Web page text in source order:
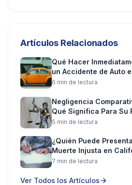
Artículos Relacionados
Qué Hacer
un Accidente de Auto
(Paso a Paso)
6 min de lectura
Negligencia
Qué Significa Para Su
Lesiones
5 min de lectura
¿Quién Puede
Muerte Injusta en
Puede Recuperar)
7 min de lectura
Ver Todos los Artículos